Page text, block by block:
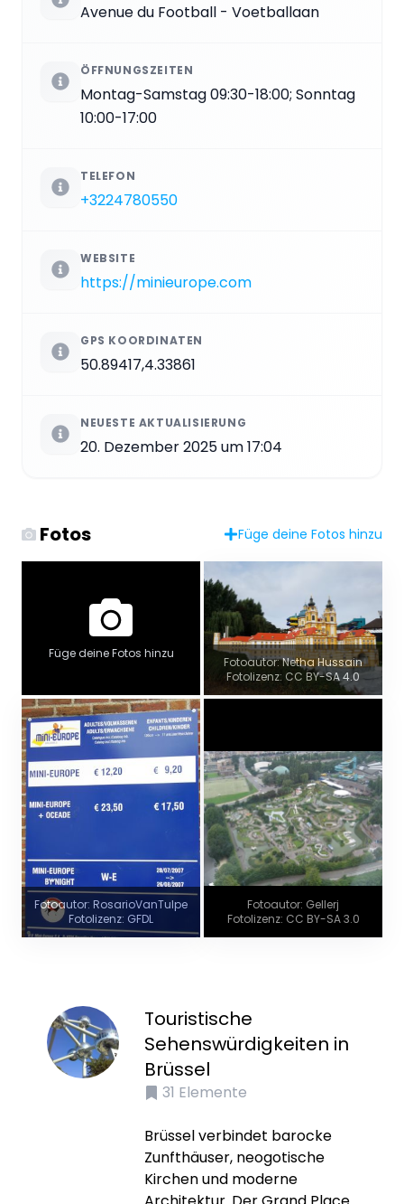
Avenue du Football - Voetballaan
ÖFFNUNGSZEITEN
Montag-Samstag 09:30-18:00; Sonntag
10:00-17:00
TELEFON
+3224780550
WEBSITE
https://minieurope.com
GPS KOORDINATEN
50.89417,4.33861
NEUESTE AKTUALISIERUNG
20. Dezember 2025 um 17:04
Fotos Füge deine Fotos hinzu
Füge deine Fotos hinzu
Fotoautor: Netha Hussain
Fotolizenz: CC BY-SA 4.0
Fotoautor: RosarioVanTulpe
Fotolizenz: GFDL
Fotoautor: Gellerj
Fotolizenz: CC BY-SA 3.0
Touristische
Sehenswürdigkeiten in
Brüssel
31 Elemente
Brüssel verbindet barocke
Zunfthäuser, neogotische
Kirchen und moderne